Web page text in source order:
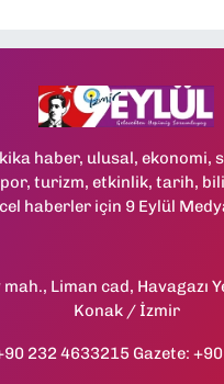
haber, ulusal, ekonomi,
turizm, etkinlik, tarih,
haberler için 9 Eylül
mah., Liman cad, Havagazı
Konak / İzmir
232 4633215 Gazete: